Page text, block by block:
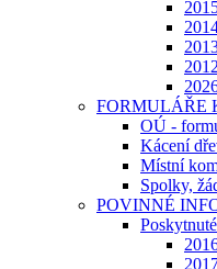
2012
FORMULÁŘE
OÚ -
Kácení
Místní
Spolky,
POVINNÉ